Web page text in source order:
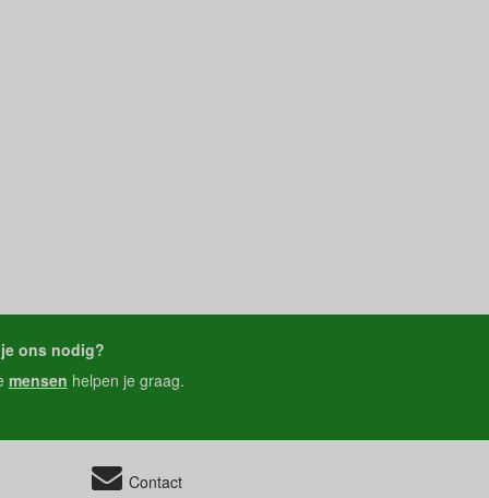
ons nodig?
mensen helpen je graag.
Contact